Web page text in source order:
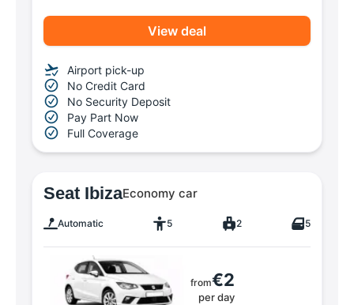
View deal
Airport pick-up
No Credit Card
No Security Deposit
Pay Part Now
Full Coverage
Seat IbizaEconomy car
Automatic 5 2 5
from€2
per day